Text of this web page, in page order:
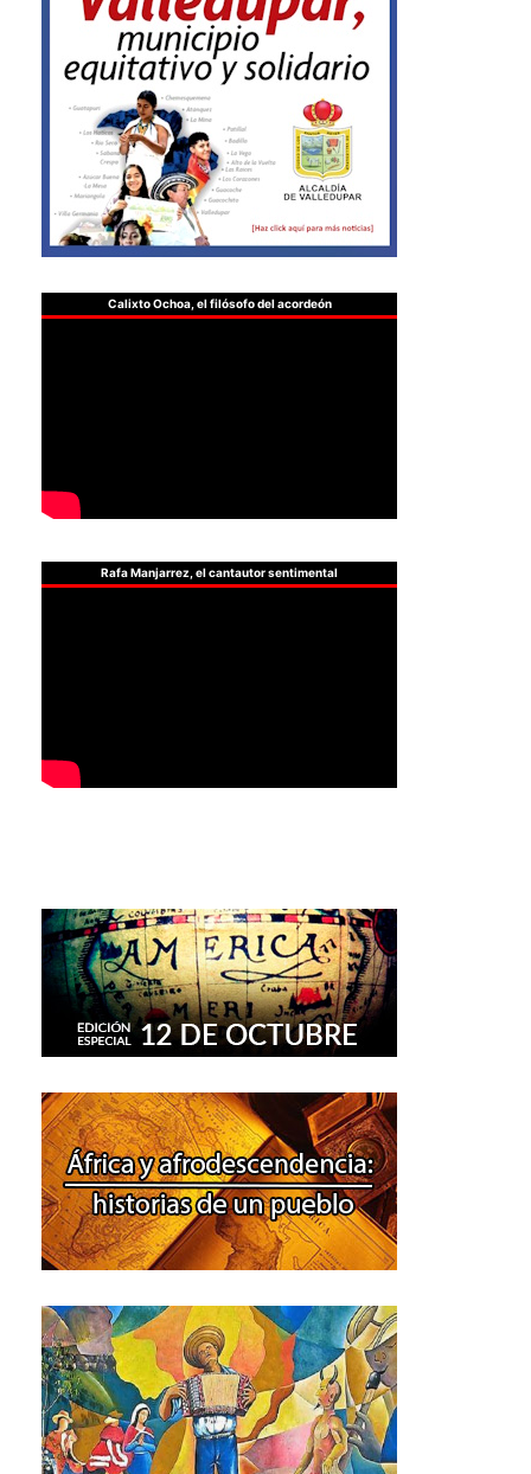
Calixto Ochoa, el filósofo del acordeón
Rafa Manjarrez, el cantautor sentimental